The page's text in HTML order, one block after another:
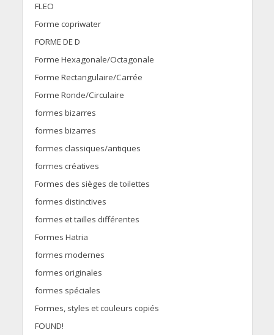
FLEO
Forme copriwater
FORME DE D
Forme Hexagonale/Octagonale
Forme Rectangulaire/Carrée
Forme Ronde/Circulaire
formes bizarres
formes bizarres
formes classiques/antiques
formes créatives
Formes des sièges de toilettes
formes distinctives
formes et tailles différentes
Formes Hatria
formes modernes
formes originales
formes spéciales
Formes, styles et couleurs copiés
FOUND!